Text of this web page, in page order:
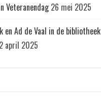
Veteranendag 26 mei 2025
en Ad de Vaal in de bibliotheek
april 2025